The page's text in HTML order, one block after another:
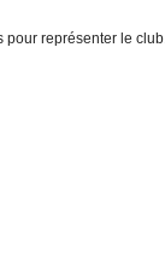
représenter le club.